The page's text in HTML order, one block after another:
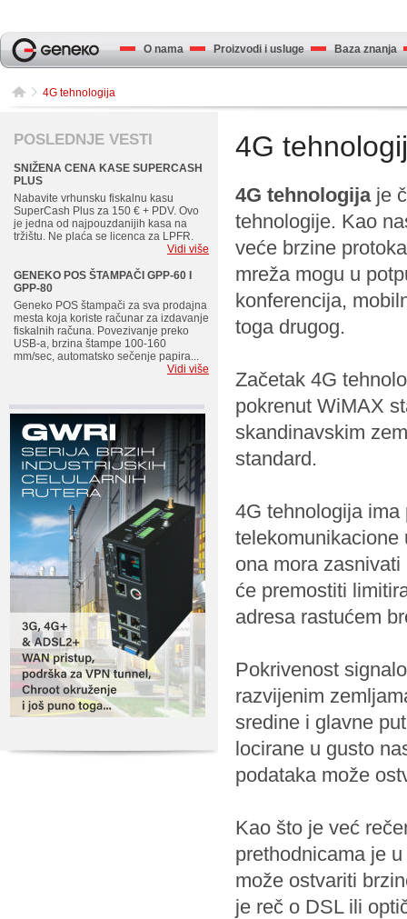
O nama Proizvodi i usluge Baza znanja
4G tehnologija
POSLEDNJE VESTI
SNIŽENA CENA KASE SUPERCASH
PLUS
Nabavite vrhunsku fiskalnu kasu
SuperCash Plus za 150 € + PDV. Ovo
je jedna od najpouzdanijih kasa na
tržištu. Ne plaća se licenca za LPFR.
Vidi više
GENEKO POS ŠTAMPAČI GPP-60 I
GPP-80
Geneko POS štampači za sva prodajna
mesta koja koriste računar za izdavanje
fiskalnih računa. Povezivanje preko
USB-a, brzina štampe 100-160
mm/sec, automatsko sečenje papira...
Vidi više
4G
4G tehnologijaje
tehnologije. Kao
veće brzine
mreža mogu u
konferencija,
toga drugog.
Začetak 4G
pokrenut WiMAX
skandinavskim
standard.
4G tehnologija ima
telekomunikacione
ona mora
će premostiti
adresa rastućem
Pokrivenost
razvijenim
sredine i glavne
locirane u gusto
podataka može
Kao što je već
prethodnicama je
može ostvariti
je reč o DSL ili